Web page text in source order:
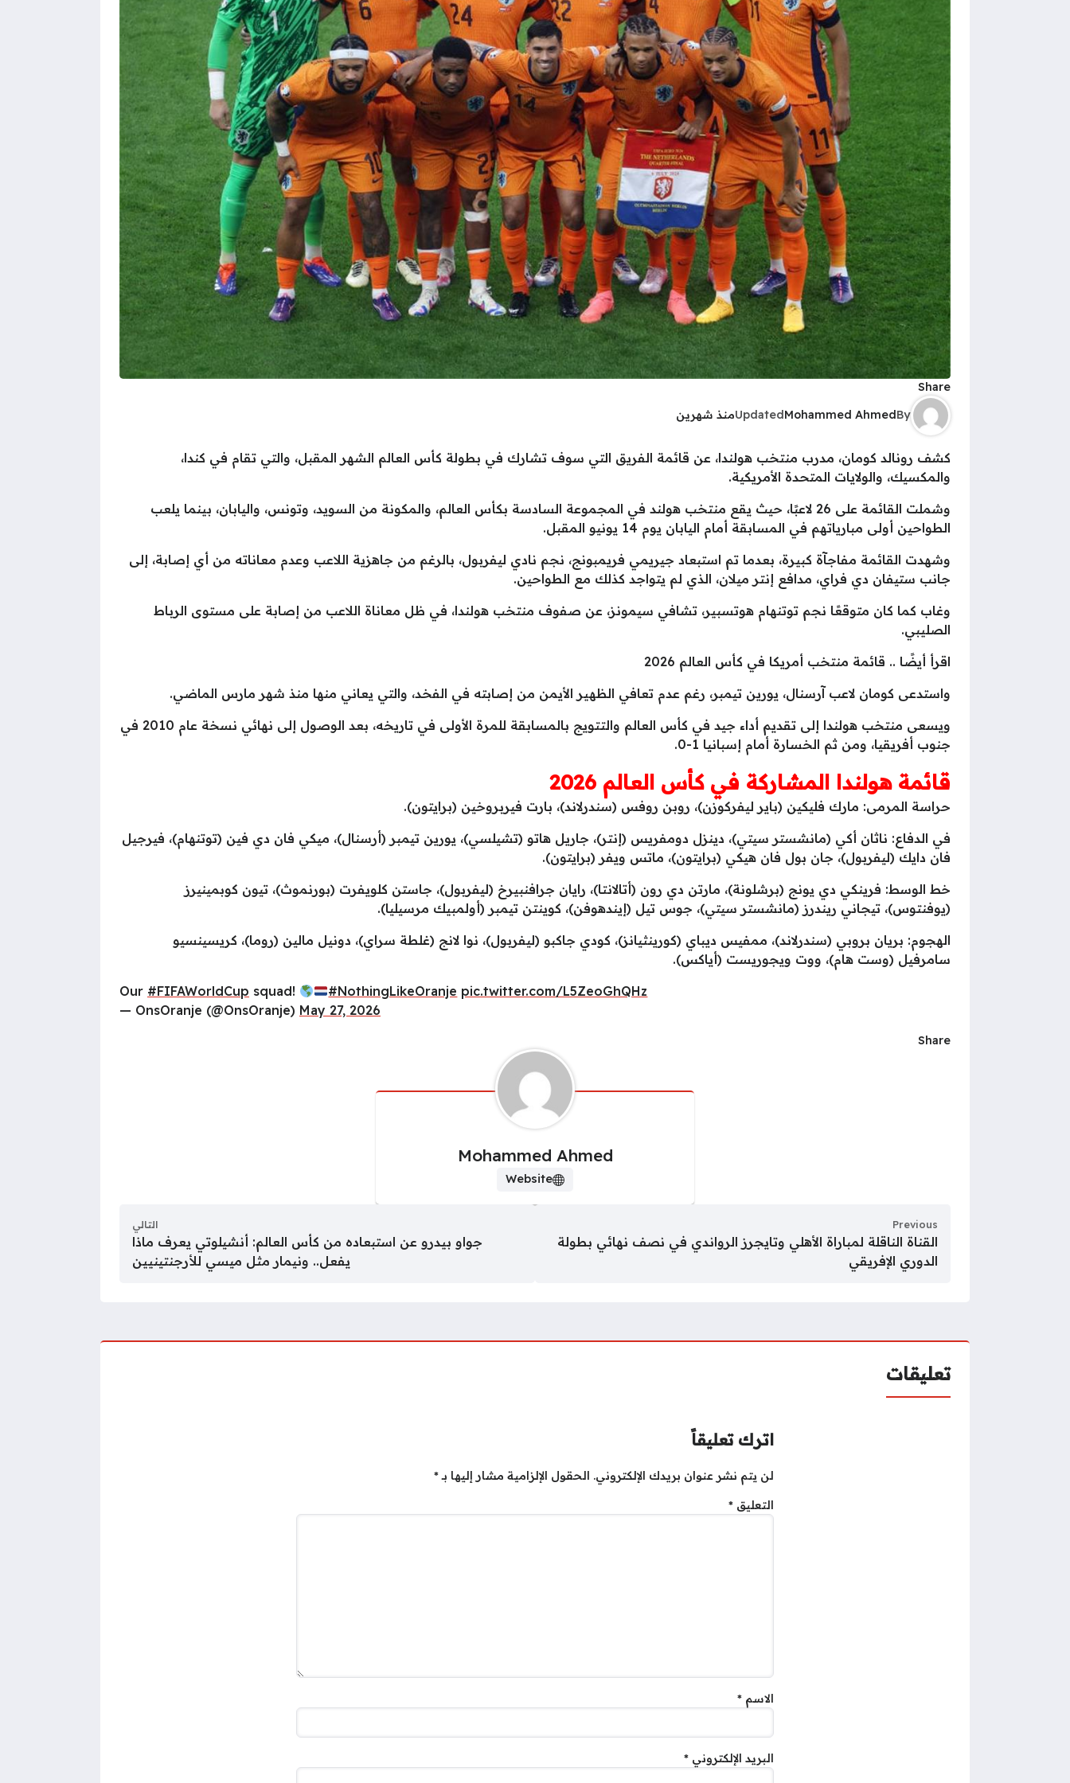
Share
By
Mohammed Ahmed
Updatedمنذ شهرين
كشف رونالد كومان، مدرب منتخب هولندا، عن قائمة الفريق التي سوف تشارك في بطولة كأس العالم الشهر المقبل، والتي تقام في كندا،
والمكسيك، والولايات المتحدة الأمريكية.
وشملت القائمة على 26 لاعبًا، حيث يقع منتخب هولند في المجموعة السادسة بكأس العالم، والمكونة من السويد، وتونس، واليابان، بينما يلعب
الطواحين أولى مبارياتهم في المسابقة أمام اليابان يوم 14 يونيو المقبل.
وشهدت القائمة مفاجآة كبيرة، بعدما تم استبعاد جيريمي فريمبونج، نجم نادي ليفربول، بالرغم من جاهزية اللاعب وعدم معاناته من أي إصابة، إلى
جانب ستيفان دي فراي، مدافع إنتر ميلان، الذي لم يتواجد كذلك مع الطواحين.
وغاب كما كان متوقعًا نجم توتنهام هوتسبير، تشافي سيمونز، عن صفوف منتخب هولندا، في ظل معاناة اللاعب من إصابة على مستوى الرباط
الصليبي.
اقرأ أيضًا .. قائمة منتخب أمريكا في كأس العالم 2026
واستدعى كومان لاعب آرسنال، يورين تيمبر، رغم عدم تعافي الظهير الأيمن من إصابته في الفخد، والتي يعاني منها منذ شهر مارس الماضي.
ويسعى منتخب هولندا إلى تقديم أداء جيد في كأس العالم والتتويج بالمسابقة للمرة الأولى في تاريخه، بعد الوصول إلى نهائي نسخة عام 2010 في
جنوب أفريقيا، ومن ثم الخسارة أمام إسبانيا 1-0.
قائمة هولندا المشاركة في كأس العالم 2026
حراسة المرمى: مارك فليكين (باير ليفركوزن)، روبن روفس (سندرلاند)، بارت فيربروخين (برايتون).
في الدفاع: ناثان أكي (مانشستر سيتي)، دينزل دومفريس (إنتر)، جاريل هاتو (تشيلسي)، يورين تيمبر (أرسنال)، ميكي فان دي فين (توتنهام)، فيرجيل
فان دايك (ليفربول)، جان بول فان هيكي (برايتون)، ماتس ويفر (برايتون).
خط الوسط: فرينكي دي يونج (برشلونة)، مارتن دي رون (أتالانتا)، رايان جرافنبيرخ (ليفربول)، جاستن كلويفرت (بورنموث)، تيون كوبمينيرز
(يوفنتوس)، تيجاني ريندرز (مانشستر سيتي)، جوس تيل (إيندهوفن)، كوينتن تيمبر (أولمبيك مرسيليا).
الهجوم: بريان بروبي (سندرلاند)، ممفيس ديباي (كورينثيانز)، كودي جاكبو (ليفربول)، نوا لانج (غلطة سراي)، دونيل مالين (روما)، كريسينسيو
سامرفيل (وست هام)، ووت ويجوريست (أياكس).
Our #FIFAWorldCup squad! #NothingLikeOranje pic.twitter.com/L5ZeoGhQHz
— OnsOranje (@OnsOranje) May 27, 2026
Share
Mohammed Ahmed
Website
Previous
القناة الناقلة لمباراة الأهلي وتايجرز الرواندي في نصف نهائي بطولة
الدوري الإفريقي
التالي
جواو بيدرو عن استبعاده من كأس العالم: أنشيلوتي يعرف ماذا
يفعل.. ونيمار مثل ميسي للأرجنتينيين
تعليقات
اترك تعليقاً
لن يتم نشر عنوان بريدك الإلكتروني. الحقول الإلزامية مشار إليها بـ*
التعليق *
الاسم *
البريد الإلكتروني *